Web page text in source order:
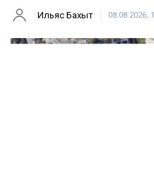
Ильяс Бахыт 08.08.2026,